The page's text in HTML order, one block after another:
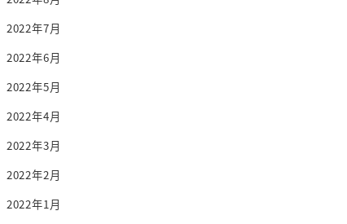
2022年7月
2022年6月
2022年5月
2022年4月
2022年3月
2022年2月
2022年1月